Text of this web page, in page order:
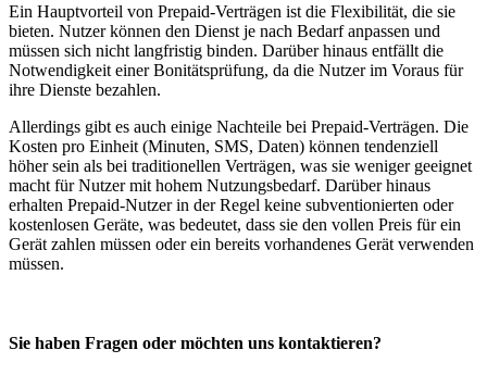
Ein Hauptvorteil von Prepaid-Verträgen ist die Flexibilität, die sie
bieten. Nutzer können den Dienst je nach Bedarf anpassen und
müssen sich nicht langfristig binden. Darüber hinaus entfällt die
Notwendigkeit einer Bonitätsprüfung, da die Nutzer im Voraus für
ihre Dienste bezahlen.
Allerdings gibt es auch einige Nachteile bei Prepaid-Verträgen. Die
Kosten pro Einheit (Minuten, SMS, Daten) können tendenziell
höher sein als bei traditionellen Verträgen, was sie weniger geeignet
macht für Nutzer mit hohem Nutzungsbedarf. Darüber hinaus
erhalten Prepaid-Nutzer in der Regel keine subventionierten oder
kostenlosen Geräte, was bedeutet, dass sie den vollen Preis für ein
Gerät zahlen müssen oder ein bereits vorhandenes Gerät verwenden
müssen.
Sie haben Fragen oder möchten uns kontaktieren?